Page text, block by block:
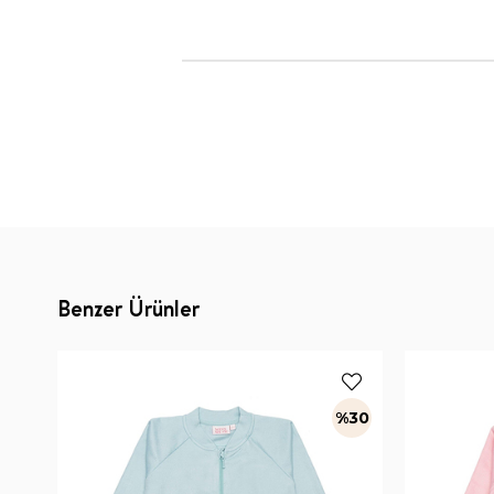
Benzer Ürünler
%30